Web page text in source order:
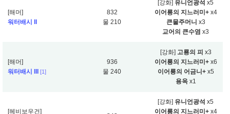
[해머]
워터배시 II
832
물 210
[강화] 유니언광석 x5
이어룡의 지느러미+x4
큰물주머니 x3
교어의 큰수염 x3
[해머]
워터배시 III
[1]
936
물 240
[강화] 고룡의 피 x3
이어룡의 지느러미+x6
이어룡의 어금니+x5
용옥x1
[헤비보우건]
[강화] 유니언광석 x5
이어룡의 지느러미+x4